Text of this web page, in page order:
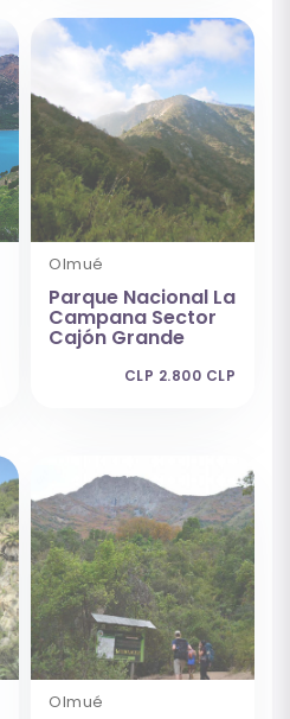
Olmué
Parque Nacional La
Campana Sector
Cajón Grande
CLP 2.800 CLP
Olmué